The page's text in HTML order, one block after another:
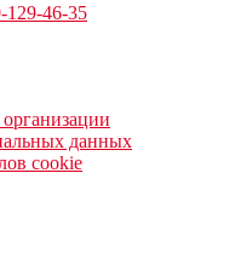
129-46-35
данных
cookie